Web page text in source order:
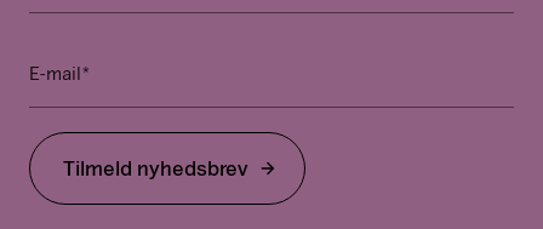
E-mail
bør
ikke
ændres.
Tilmeld nyhedsbrev